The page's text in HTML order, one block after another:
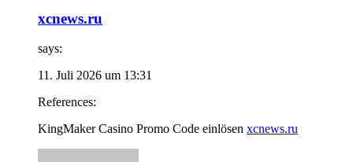
xcnews.ru
says:
11. Juli 2026 um 13:31
References:
KingMaker Casino Promo Code einlösen xcnews.ru